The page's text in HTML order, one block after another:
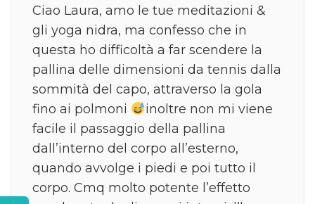
Ciao Laura, amo le tue meditazioni &
gli yoga nidra, ma confesso che in
questa ho difficoltà a far scendere la
pallina delle dimensioni da tennis dalla
sommità del capo, attraverso la gola
fino ai polmoni
inoltre non mi viene
facile il passaggio della pallina
dall’interno del corpo all’esterno,
quando avvolge i piedi e poi tutto il
corpo. Cmq molto potente l’effetto